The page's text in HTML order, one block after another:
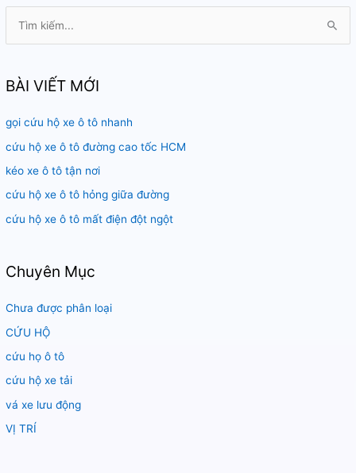
k
ế
m
:
BÀI VIẾT MỚI
gọi cứu hộ xe ô tô nhanh
cứu hộ xe ô tô đường cao tốc HCM
kéo xe ô tô tận nơi
cứu hộ xe ô tô hỏng giữa đường
cứu hộ xe ô tô mất điện đột ngột
Chuyên Mục
Chưa được phân loại
CỨU HỘ
cứu họ ô tô
cứu hộ xe tải
vá xe lưu động
VỊ TRÍ